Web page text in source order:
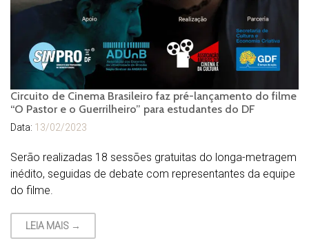
Circuito de Cinema Brasileiro faz pré-lançamento do filme
“O Pastor e o Guerrilheiro” para estudantes do DF
Data: 13/02/2023
Serão realizadas 18 sessões gratuitas do longa-metragem
inédito, seguidas de debate com representantes da equipe
do filme.
LEIA MAIS →